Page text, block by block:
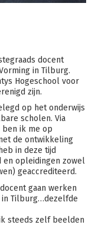
docent
in Tilburg.
Hogeschool voor
zijn.
op het onderwijs
scholen. Via
ben ik me op
de ontwikkeling
in deze tijd
en opleidingen zowel
geaccrediteerd.
gaan werken
in Tilburg…dezelfde
steeds zelf beelden